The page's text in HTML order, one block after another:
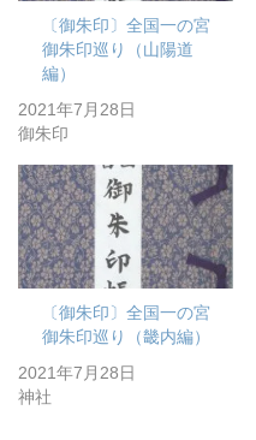
〔御朱印〕全国一の宮
御朱印巡り（山陽道
編）
2021年7月28日
御朱印
〔御朱印〕全国一の宮
御朱印巡り（畿内編）
2021年7月28日
神社